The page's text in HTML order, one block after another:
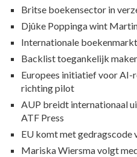
Britse boekensector in
Djûke Poppinga wint
Internationale
Backlist toegankelijk
Europees initiatief voor AI-
richting pilot
AUP breidt internationaal
ATF Press
EU komt met
Mariska Wiersma volgt